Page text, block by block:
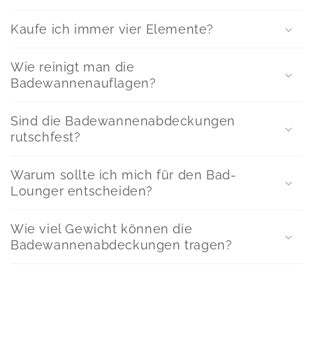
Kaufe ich immer vier Elemente?
Wie reinigt man die
Badewannenauflagen?
Sind die Badewannenabdeckungen
rutschfest?
Warum sollte ich mich für den Bad-
Lounger entscheiden?
Wie viel Gewicht können die
Badewannenabdeckungen tragen?